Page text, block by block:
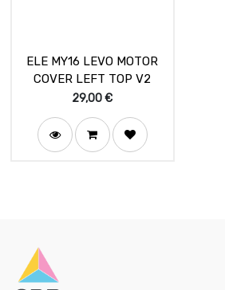
ELE MY16 LEVO MOTOR
COVER LEFT TOP V2
29,00€